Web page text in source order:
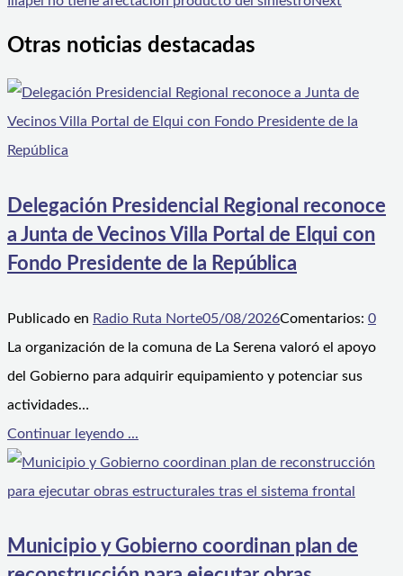
Otras noticias destacadas
Delegación Presidencial Regional reconoce
a Junta de Vecinos Villa Portal de Elqui con
Fondo Presidente de la República
Publicado en Radio Ruta Norte05/08/2026Comentarios: 0
La organización de la comuna de La Serena valoró el apoyo
del Gobierno para adquirir equipamiento y potenciar sus
actividades…
Continuar leyendo ...
Municipio y Gobierno coordinan plan de